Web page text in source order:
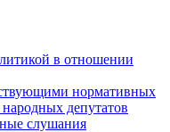
в отношении
нормативных
депутатов
слушания